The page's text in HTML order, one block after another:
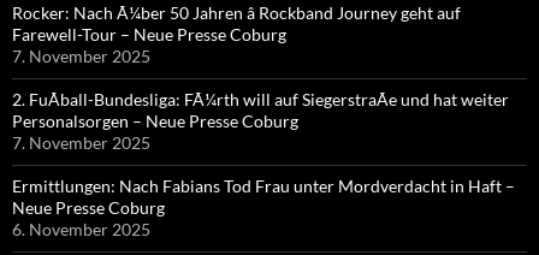
Rocker: Nach Ã¼ber 50 Jahren â Rockband Journey geht auf
Farewell-Tour – Neue Presse Coburg
7. November 2025
2. FuÃball-Bundesliga: FÃ¼rth will auf SiegerstraÃe und hat weiter
Personalsorgen – Neue Presse Coburg
7. November 2025
Ermittlungen: Nach Fabians Tod Frau unter Mordverdacht in Haft –
Neue Presse Coburg
6. November 2025